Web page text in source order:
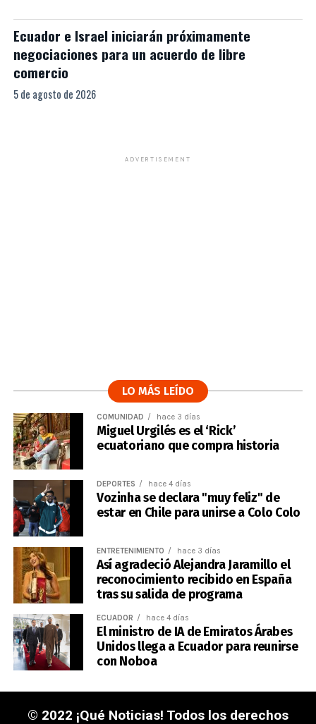
Ecuador e Israel iniciarán próximamente
negociaciones para un acuerdo de libre
comercio
5 de agosto de 2026
ADVERTISEMENT
LO MÁS LEÍDO
COMUNIDAD hace 3 días
Miguel Urgilés es el ‘Rick’
ecuatoriano que compra historia
DEPORTES hace 4 días
Vozinha se declara "muy feliz" de
estar en Chile para unirse a Colo Colo
ENTRETENIMIENTO hace 3 días
Así agradeció Alejandra Jaramillo el
reconocimiento recibido en España
tras su salida de programa
ECUADOR hace 4 días
El ministro de IA de Emiratos Árabes
Unidos llega a Ecuador para reunirse
con Noboa
© 2022 ¡Qué Noticias! Todos los derechos